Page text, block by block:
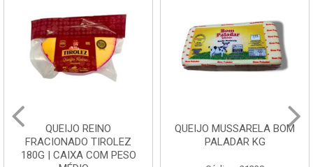
QUEIJO REINO
FRACIONADO TIROLEZ
180G | CAIXA COM PESO
QUEIJO MUSSARELA BOM
PALADAR KG